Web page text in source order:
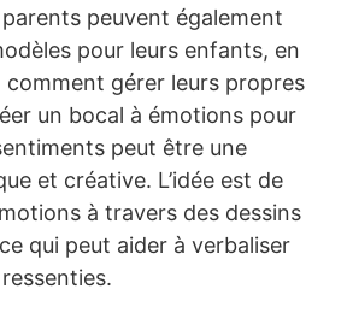
peuvent également
pour leurs enfants, en
gérer leurs propres
un bocal à émotions pour
peut être une
et créative. L’idée est de
à travers des dessins
qui peut aider à verbaliser